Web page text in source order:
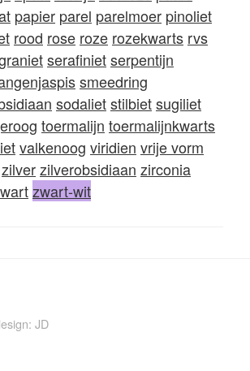
papier parel parelmoer pinoliet
rood rose roze rozekwarts rvs
serafinietserpentijn
smeedring
sodalietstilbietsugiliet
toermalijn toermalijnkwarts
valkenoog viridien vrije vorm
zilverzilverobsidiaan zirconia
zwart-wit
JD